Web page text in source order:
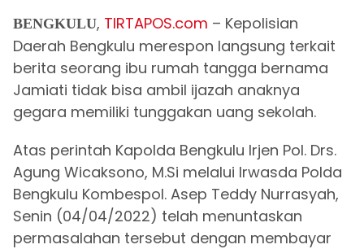
BENGKULU, TIRTAPOS.com – Kepolisian
Daerah Bengkulu merespon langsung terkait
berita seorang ibu rumah tangga bernama
Jamiati tidak bisa ambil ijazah anaknya
gegara memiliki tunggakan uang sekolah.
Atas perintah Kapolda Bengkulu Irjen Pol. Drs.
Agung Wicaksono, M.Si melalui Irwasda Polda
Bengkulu Kombespol. Asep Teddy Nurrasyah,
Senin (04/04/2022) telah menuntaskan
permasalahan tersebut dengan membayar